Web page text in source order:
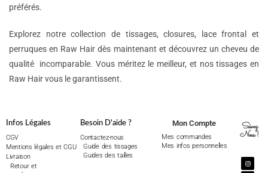
préférés.
Explorez notre collection de tissages, closures, lace frontal et
perruques en Raw Hair dès maintenant et découvrez un cheveu de
qualité incomparable. Vous méritez le meilleur, et nos tissages en
Raw Hair vous le garantissent.
Infos Légales
CGV
Mentions légales et CGU
Livraison
Retour et
Besoin D'aide ?
Contactez-nous
Guide des tissages
Guides des tailles
Mon Compte
Mes commandes
Mes infos personnelles
Suivez
Nous !